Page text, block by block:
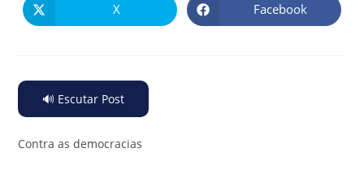
X Facebook
🔊 Escutar Post
Contra as democracias